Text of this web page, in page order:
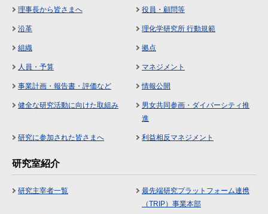
理事長から皆さまへ 役員・顧問等
沿革 理化学研究所 行動規範
組織 拠点
人員・予算 マネジメント
事業計画・報告書・評価など 情報公開
健全な研究活動に向けた取組み
男女共同参画・ダイバーシティ推
進
研究に参加された皆さまへ 利益相反マネジメント
研究室紹介
研究主宰者一覧
最先端研究プラットフォーム連携
（TRIP）事業本部